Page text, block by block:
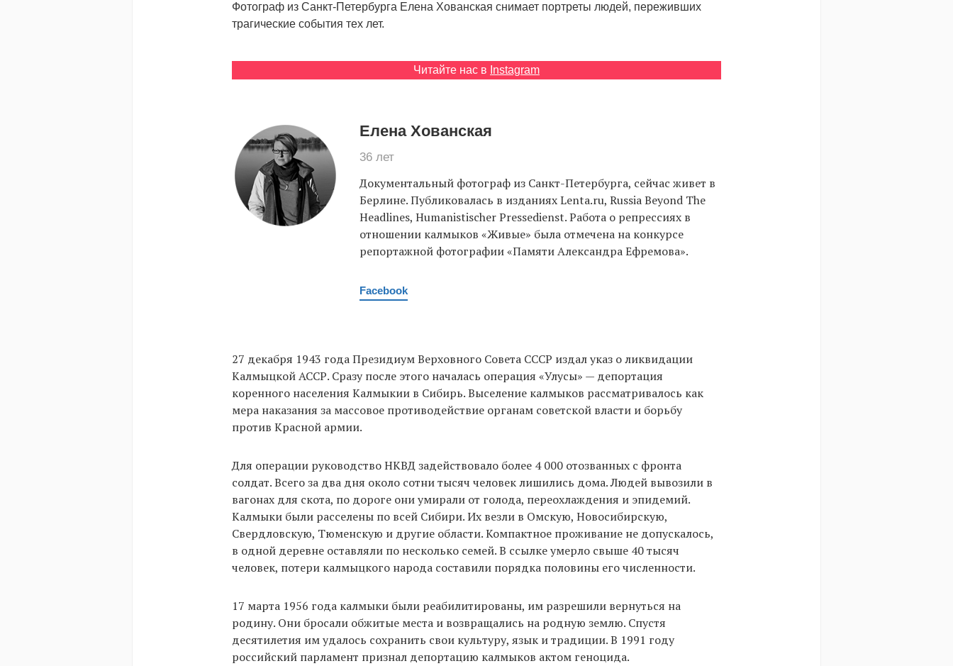
Фотограф из Санкт-Петербурга Елена Хованская снимает портреты людей, переживших
трагические события тех лет.
Читайте нас в Instagram
Елена Хованская
36 лет
Документальный фотограф из Санкт-Петербурга, сейчас живет в
Берлине. Публиковалась в изданиях Lenta.ru, Russia Beyond The
Headlines, Humanistischer Pressedienst. Работа о репрессиях в
отношении калмыков «Живые» была отмечена на конкурсе
репортажной фотографии «Памяти Александра Ефремова».
Facebook
27 декабря 1943 года Президиум Верховного Совета СССР издал указ о ликвидации
Калмыцкой АССР. Сразу после этого началась операция «Улусы» — депортация
коренного населения Калмыкии в Сибирь. Выселение калмыков рассматривалось как
мера наказания за массовое противодействие органам советской власти и борьбу
против Красной армии.
Для операции руководство НКВД задействовало более 4 000 отозванных с фронта
солдат. Всего за два дня около сотни тысяч человек лишились дома. Людей вывозили в
вагонах для скота, по дороге они умирали от голода, переохлаждения и эпидемий.
Калмыки были расселены по всей Сибири. Их везли в Омскую, Новосибирскую,
Свердловскую, Тюменскую и другие области. Компактное проживание не допускалось,
в одной деревне оставляли по несколько семей. В ссылке умерло свыше 40 тысяч
человек, потери калмыцкого народа составили порядка половины его численности.
17 марта 1956 года калмыки были реабилитированы, им разрешили вернуться на
родину. Они бросали обжитые места и возвращались на родную землю. Спустя
десятилетия им удалось сохранить свои культуру, язык и традиции. В 1991 году
российский парламент признал депортацию калмыков актом геноцида.